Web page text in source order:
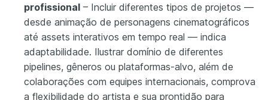
profissional – Incluir diferentes tipos de projetos —
desde animação de personagens cinematográficos
até assets interativos em tempo real — indica
adaptabilidade. Ilustrar domínio de diferentes
pipelines, gêneros ou plataformas-alvo, além de
colaborações com equipes internacionais, comprova
a flexibilidade do artista e sua prontidão para